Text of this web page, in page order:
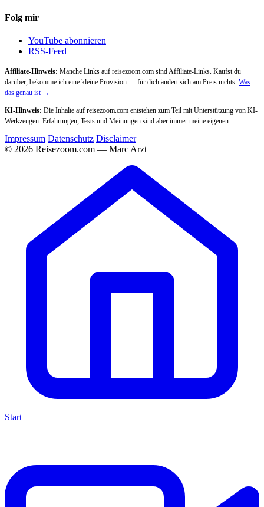
Folg mir
YouTube abonnieren
RSS-Feed
Affiliate-Hinweis: Manche Links auf reisezoom.com sind Affiliate-Links. Kaufst du
darüber, bekomme ich eine kleine Provision — für dich ändert sich am Preis nichts. Was
das genau ist →
KI-Hinweis: Die Inhalte auf reisezoom.com entstehen zum Teil mit Unterstützung von KI-
Werkzeugen. Erfahrungen, Tests und Meinungen sind aber immer meine eigenen.
Impressum Datenschutz Disclaimer
© 2026 Reisezoom.com — Marc Arzt
Start